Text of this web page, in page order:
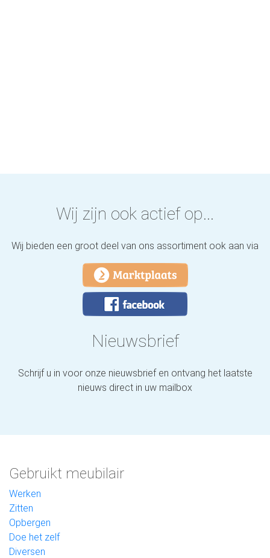
Wij zijn ook actief op...
Wij bieden een groot deel van ons assortiment ook aan via
Nieuwsbrief
Schrijf u in voor onze nieuwsbrief en ontvang het laatste
nieuws direct in uw mailbox
Gebruikt meubilair
Werken
Zitten
Opbergen
Doe het zelf
Diversen